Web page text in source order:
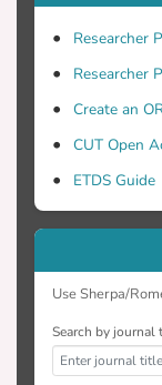
Researcher
Researcher
Create an
CUT Open
ETDS Guide
Use Sherpa/
Search by journal